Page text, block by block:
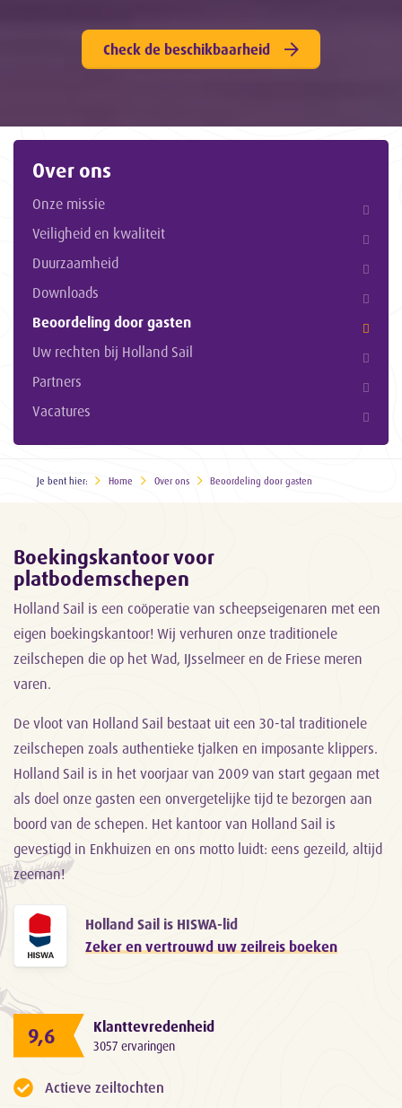
Check de beschikbaarheid
Over ons
Onze missie
Veiligheid en kwaliteit
Duurzaamheid
Downloads
Beoordeling door gasten
Uw rechten bij Holland Sail
Partners
Vacatures
Je bent hier: Home Over ons Beoordeling door gasten
Boekingskantoor voor
platbodemschepen
Holland Sail is een coöperatie van scheepseigenaren met een
eigen boekingskantoor! Wij verhuren onze traditionele
zeilschepen die op het Wad, IJsselmeer en de Friese meren
varen.
De vloot van Holland Sail bestaat uit een 30-tal traditionele
zeilschepen zoals authentieke tjalken en imposante klippers.
Holland Sail is in het voorjaar van 2009 van start gegaan met
als doel onze gasten een onvergetelijke tijd te bezorgen aan
boord van de schepen. Het kantoor van Holland Sail is
gevestigd in Enkhuizen en ons motto luidt: eens gezeild, altijd
zeeman!
Holland Sail is HISWA-lid
Zeker en vertrouwd uw zeilreis boeken
9,6 Klanttevredenheid
3057 ervaringen
Actieve zeiltochten